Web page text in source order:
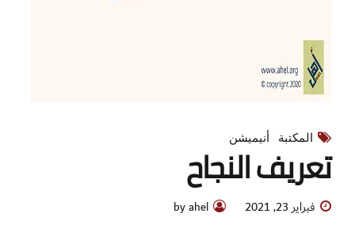
المكتبة أنيميشن
تعريف النجاح
فبراير 23, 2021 by ahel